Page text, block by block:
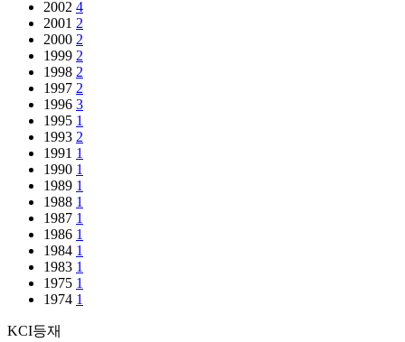
2002 4
2001 2
2000 2
1999 2
1998 2
1997 2
1996 3
1995 1
1993 2
1991 1
1990 1
1989 1
1988 1
1987 1
1986 1
1984 1
1983 1
1975 1
1974 1
KCI등재